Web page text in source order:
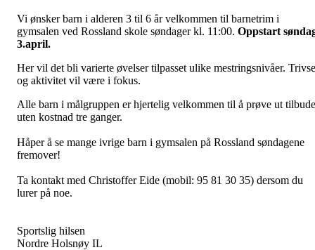
Vi ønsker barn i alderen 3 til 6 år velkommen til barnetrim i
gymsalen ved Rossland skole søndager kl. 11:00. Oppstart
3.april.
Her vil det bli varierte øvelser tilpasset ulike mestringsnivåer.
og aktivitet vil være i fokus.
Alle barn i målgruppen er hjertelig velkommen til å prøve ut
uten kostnad tre ganger.
Håper å se mange ivrige barn i gymsalen på Rossland søndagene
fremover!
Ta kontakt med Christoffer Eide (mobil: 95 81 30 35) dersom du
lurer på noe.
Sportslig hilsen
Nordre Holsnøy IL